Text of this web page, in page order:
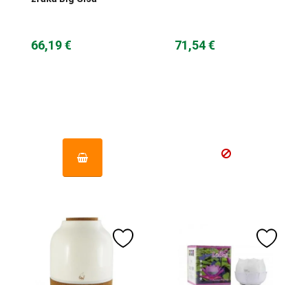
66,19 € 71,54 €